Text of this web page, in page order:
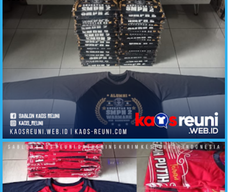
Sablon Kaos Alumni SMP2 Warmare Manokwari